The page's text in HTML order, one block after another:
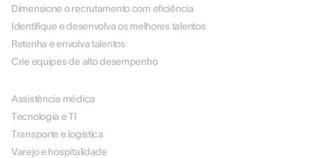
Dimensione o recrutamento com eficiência
Identifique e desenvolva os melhores talentos
Retenha e envolva talentos
Crie equipes de alto desempenho
Assistência médica
Tecnologia e TI
Transporte e logística
Varejo e hospitalidade